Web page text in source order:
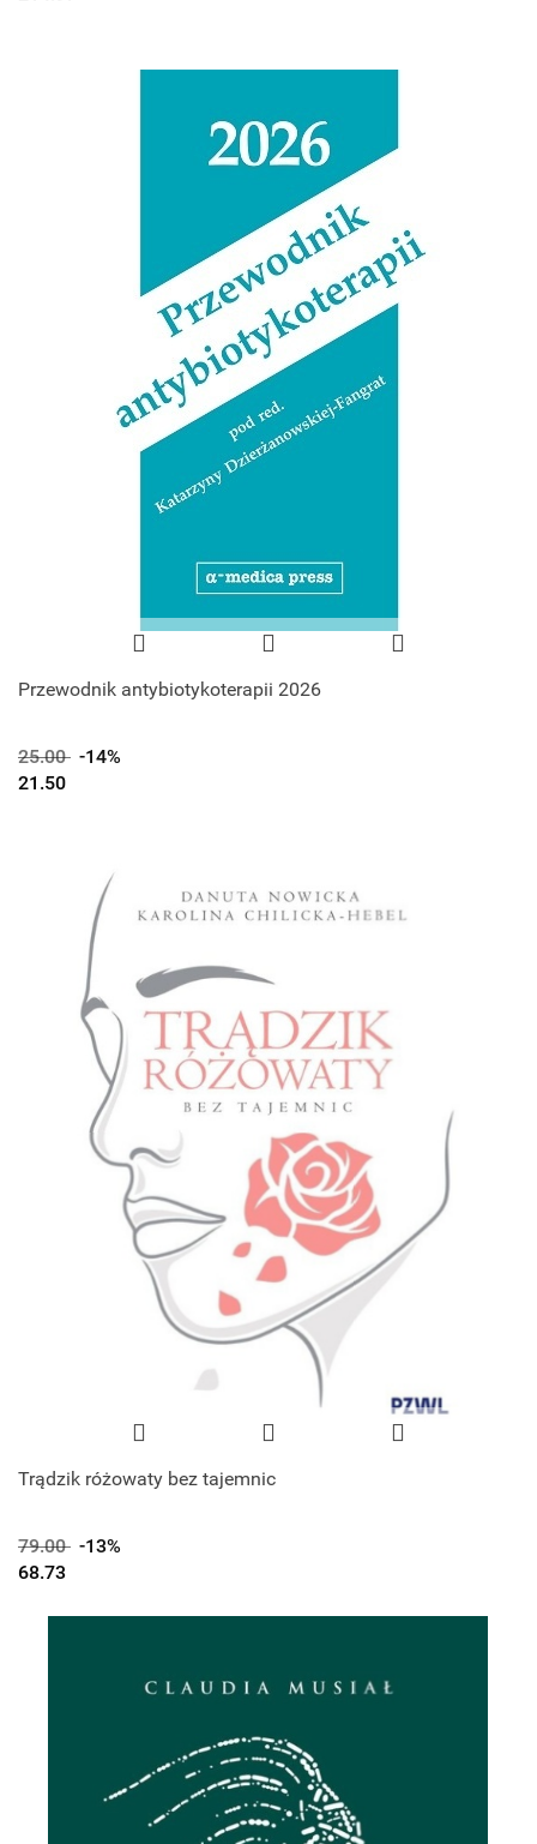
Przewodnik antybiotykoterapii 2026
25.00 -14%
21.50
Trądzik różowaty bez tajemnic
79.00 -13%
68.73